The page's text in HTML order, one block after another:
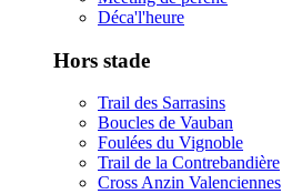
Déca'l'heure
Hors stade
Trail des Sarrasins
Boucles de Vauban
Foulées du Vignoble
Trail de la Contrebandière
Cross Anzin Valenciennes